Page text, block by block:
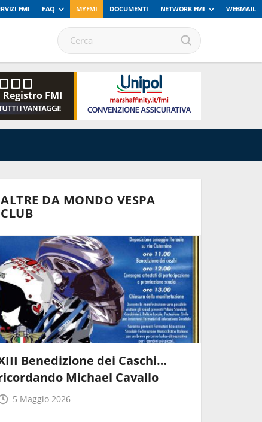
FMI FAQ MYFMI DOCUMENTI NETWORK FMI WEBMAIL
FMI
ALTRE DA MONDO VESPA
CLUB
Benedizione dei Caschi…
Michael Cavallo
5 Maggio 2026